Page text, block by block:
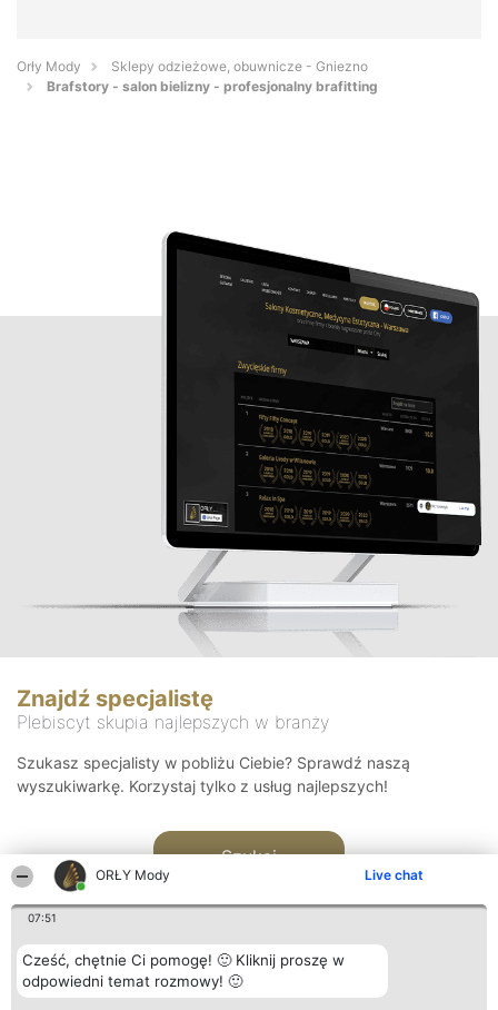
ORŁY Mody Live chat
07:51
Cześć, chętnie Ci pomogę! 🙂 Kliknij proszę w
odpowiedni temat rozmowy! 🙂
Orły Mody
Sklepy odzieżowe, obuwnicze - Gniezno
Brafstory - salon bielizny - profesjonalny brafitting
Znajdź specjalistę
Plebiscyt skupia najlepszych w branży
Szukasz specjalisty w pobliżu Ciebie? Sprawdź naszą
wyszukiwarkę. Korzystaj tylko z usług najlepszych!
Szukaj